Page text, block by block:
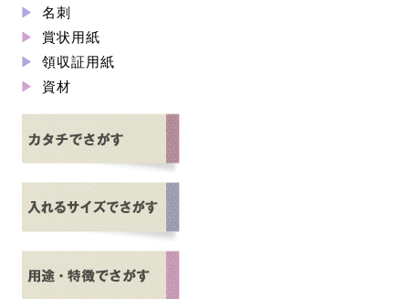
名刺
賞状用紙
領収証用紙
資材